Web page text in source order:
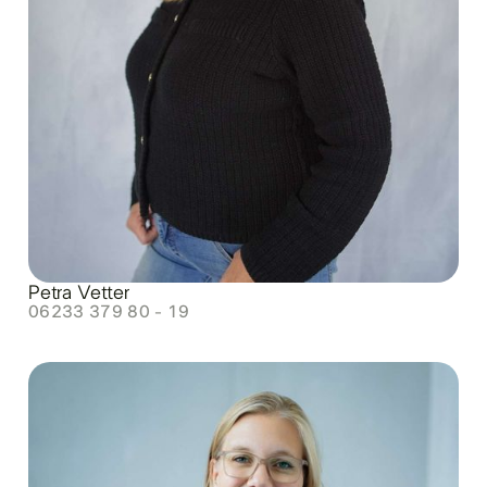
Petra Vetter
06233 379 80 - 19